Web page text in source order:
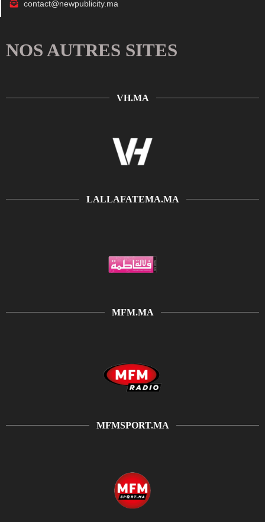
contact@newpublicity.ma
NOS AUTRES SITES
VH.MA
LALLAFATEMA.MA
MFM.MA
MFMSPORT.MA